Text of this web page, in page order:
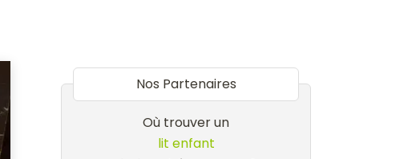
Nos Partenaires
Où trouver un
lit enfant